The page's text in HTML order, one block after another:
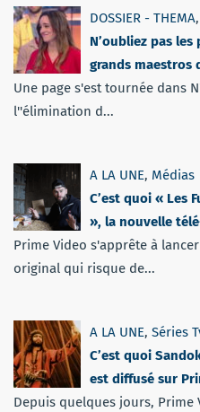
DOSSIER - THEMA,
N’oubliez pas
grands maestros
Une page s'est tournée dans
l''élimination d...
A LA UNE, Médias
C’est quoi « Les
», la nouvelle
Prime Video s'apprête à
original qui risque de...
A LA UNE, Séries
C’est quoi
est diffusé sur
Depuis quelques jours, Prime